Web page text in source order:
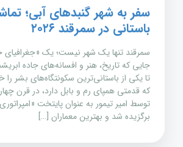
سفر به شهر گنبدهای آبی؛
باستانی در سمرقند ۲۰۲۶
سمرقند تنها یک شهر نیست؛ یک
جایی که تاریخ، هنر و افسانه‌های جاده
تا یکی از باستانی‌ترین سکونتگاه‌های بشر را
که قدمتی همپای رم و بابل دارد، در قرن
توسط امیر تیمور به عنوان پایتخت
برگزیده شد و بهترین معماران […]